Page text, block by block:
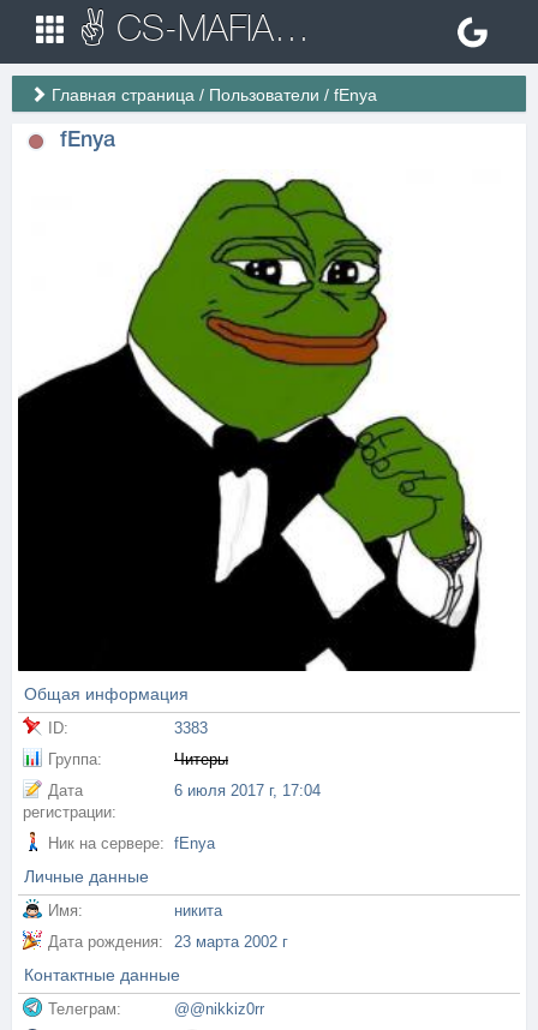
✌ CS-MAFIA.RU ✌ Игровые сервера Counter Strike 1.6
Главная страница / Пользователи / fEnya
fEnya
Общая информация
ID:
3383
Группа:
Читеры
Дата
регистрации:
6 июля 2017 г, 17:04
Ник на сервере: fEnya
Личные данные
Имя:
никита
Дата рождения:
23 марта 2002 г
Контактные данные
Телеграм:
@@nikkiz0rr